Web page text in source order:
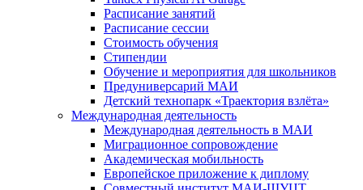
Расписание занятий
Расписание сессии
Стоимость обучения
Стипендии
Обучение и мероприятия для школьников
Предуниверсарий МАИ
Детский технопарк «Траектория взлёта»
Международная деятельность
Международная деятельность в МАИ
Миграционное сопровождение
Академическая мобильность
Европейское приложение к диплому